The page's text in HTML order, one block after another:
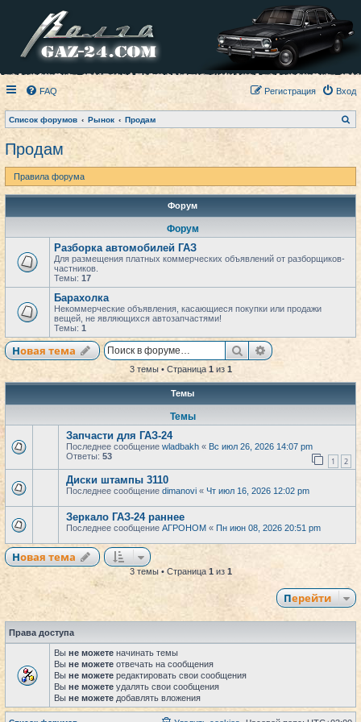
FAQ Вход
Регистрация
Список форумов Рынок Продам
о
Продам
Правила форума
Форум
Форум
Разборка автомобилей ГАЗ
Для размещения платных коммерческих объявлений от разборщиков-
частников.
Темы: 17
Барахолка
Некоммерческие объявления, касающиеся покупки или продажи
вещей, не являющихся автозапчастями!
Темы: 1
Новая тема ПоискРасширенный
3 темы • Страница 1из 1
Темы
Темы
Запчасти для ГАЗ-24
Последнее сообщение wladbakh « Вс июл 26, 2026 14:07 pm
Ответы: 53 1 2
Диски штампы 3110
Последнее сообщение dimanovi « Чт июл 16, 2026 12:02 pm
Зеркало ГАЗ-24 раннее
Последнее сообщение АГРОНОМ « Пн июн 08, 2026 20:51 pm
Новая тема
3 темы • Страница 1 из 1
Перейти
Права доступа
Вы не можете начинать темы
Вы не можете отвечать на сообщения
Вы не можете редактировать свои сообщения
Вы не можете удалять свои сообщения
Вы не можете добавлять вложения